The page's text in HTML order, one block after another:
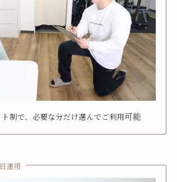
制で、必要な分だけ選んでご利用可能
運用